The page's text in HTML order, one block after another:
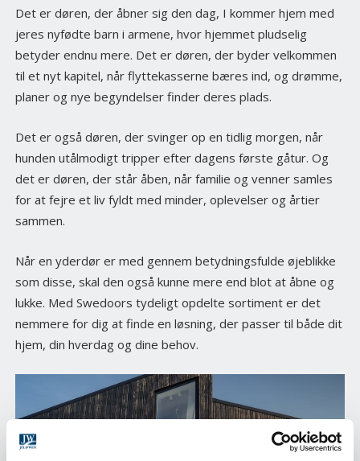
Det er døren, der åbner sig den dag, I kommer hjem med
jeres nyfødte barn i armene, hvor hjemmet pludselig
betyder endnu mere. Det er døren, der byder velkommen
til et nyt kapitel, når flyttekasserne bæres ind, og drømme,
planer og nye begyndelser finder deres plads.
Det er også døren, der svinger op en tidlig morgen, når
hunden utålmodigt tripper efter dagens første gåtur. Og
det er døren, der står åben, når familie og venner samles
for at fejre et liv fyldt med minder, oplevelser og årtier
sammen.
Når en yderdør er med gennem betydningsfulde øjeblikke
som disse, skal den også kunne mere end blot at åbne og
lukke. Med Swedoors tydeligt opdelte sortiment er det
nemmere for dig at finde en løsning, der passer til både dit
hjem, din hverdag og dine behov.